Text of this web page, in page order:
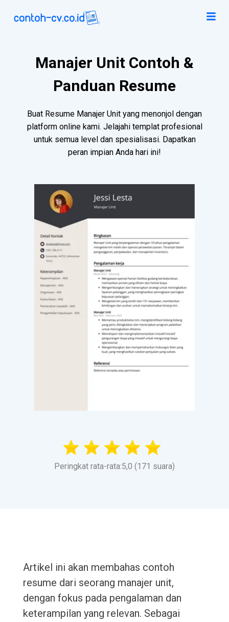
Manajer Unit Contoh &
Panduan Resume
Buat Resume Manajer Unit yang menonjol dengan
platform online kami. Jelajahi templat profesional
untuk semua level dan spesialisasi. Dapatkan
peran impian Anda hari ini!
Peringkat rata-rata:5,0 (171 suara)
Artikel ini akan membahas contoh
resume dari seorang manajer unit,
dengan fokus pada pengalaman dan
keterampilan yang relevan. Sebagai